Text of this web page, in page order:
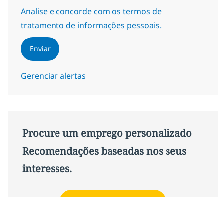
Required
Analise e concorde com os termos de
tratamento de informações pessoais.
Enviar
Gerenciar alertas
Procure um emprego personalizado
Recomendações baseadas nos seus
interesses.